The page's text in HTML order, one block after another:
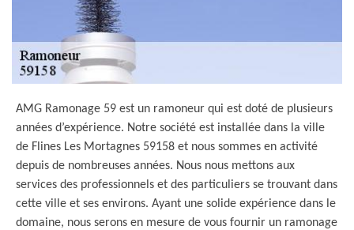
AMG Ramonage 59 est un ramoneur qui est doté de plusieurs
années d’expérience. Notre société est installée dans la ville
de Flines Les Mortagnes 59158 et nous sommes en activité
depuis de nombreuses années. Nous nous mettons aux
services des professionnels et des particuliers se trouvant dans
cette ville et ses environs. Ayant une solide expérience dans le
domaine, nous serons en mesure de vous fournir un ramonage